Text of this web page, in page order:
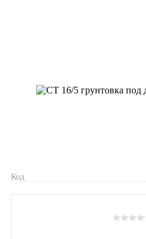
Код